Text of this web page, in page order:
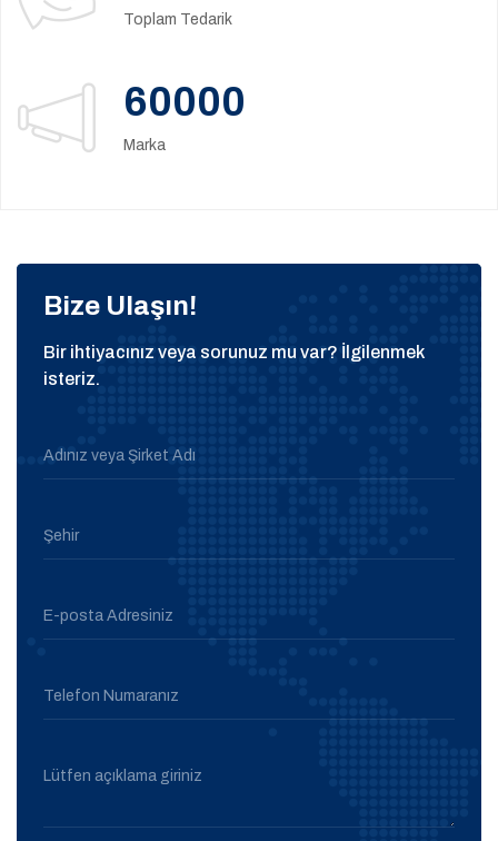
Toplam Tedarik
60000
Marka
Bize Ulaşın!
Bir ihtiyacınız veya sorunuz mu var? İlgilenmek
isteriz.
Adınız veya Şirket Adı
Şehir
E-posta Adresiniz
Telefon Numaranız
Lütfen açıklama giriniz